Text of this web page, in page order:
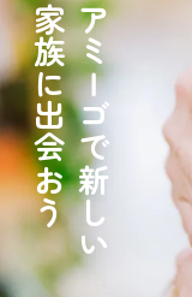
アミーゴで新しい
家族に出会おう